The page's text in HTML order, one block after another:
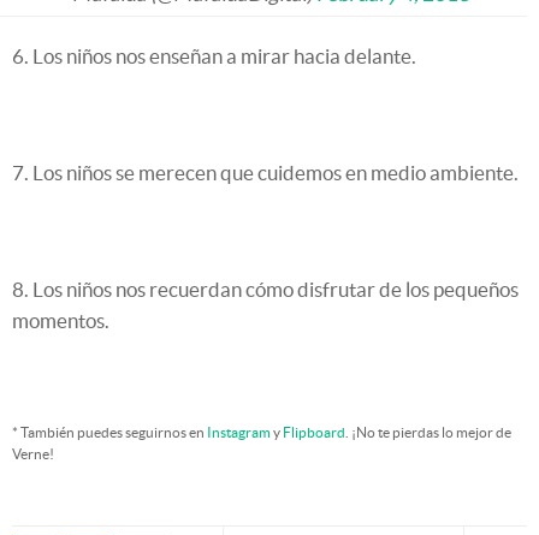
6. Los niños nos enseñan a mirar hacia delante.
7. Los niños se merecen que cuidemos en medio ambiente.
8. Los niños nos recuerdan cómo disfrutar de los pequeños
momentos.
* También puedes seguirnos en Instagramy Flipboard . ¡No te pierdas lo mejor de
Verne!